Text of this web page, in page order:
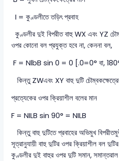
I = কুণ্ডলীতে তড়িৎ প্রবাহ
কুণ্ডলীর দুই বিপরীত বাহু WX এবং YZ
ওপর কোনো বল প্রযুক্ত হবে না, কেননা বল,
F = NlbB sin 0 = 0 [.0=0° বা,
কিন্তু ZWএবং XY বাহু দুটি
প্রত্যেকের ওপর ক্রিয়াশীল বলের মান
F = NILB sin 90° = NILB
কিন্তু বাহু দুটিতে প্রবাহের অভিমুখ
সূত্রানুযায়ী বাহু দুটির ওপর ক্রিয়াশীল বল
কুণ্ডলীর দুই বাহুর ওপর দুটি সমান,